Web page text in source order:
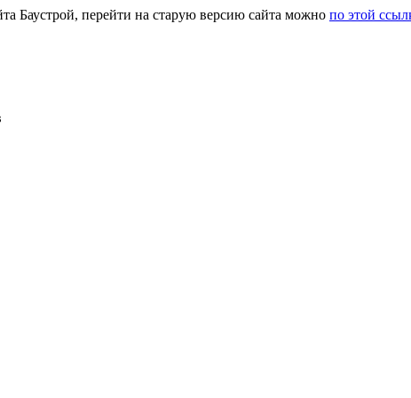
Баустрой, перейти на старую версию сайта можно по этой